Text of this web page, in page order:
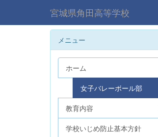
宮城県角田高等学校
メニュー
ホーム
女子バレーボール部
教育内容
学校いじめ防止基本方針